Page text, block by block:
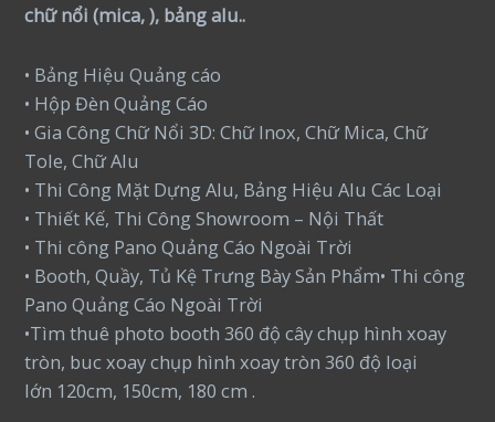
chữ nổi (mica, ), bảng alu..
• Bảng Hiệu Quảng cáo
• Hộp Đèn Quảng Cáo
• Gia Công Chữ Nổi 3D: Chữ Inox, Chữ Mica, Chữ
Tole, Chữ Alu
• Thi Công Mặt Dựng Alu, Bảng Hiệu Alu Các Loại
• Thiết Kế, Thi Công Showroom – Nội Thất
• Thi công Pano Quảng Cáo Ngoài Trời
• Booth, Quầy, Tủ Kệ Trưng Bày Sản Phẩm• Thi công
Pano Quảng Cáo Ngoài Trời
•Tìm thuê photo booth 360 độ cây chụp hình xoay
tròn, buc xoay chụp hình xoay tròn 360 độ loại
lớn 120cm, 150cm, 180 cm .